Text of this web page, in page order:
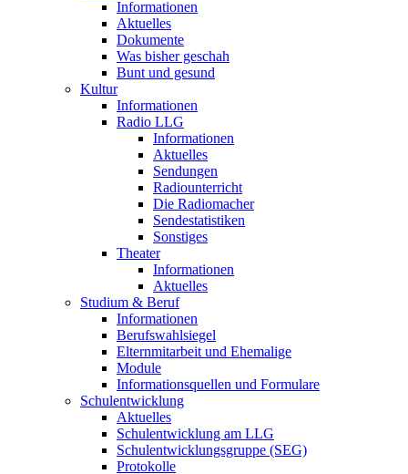
Informationen
Aktuelles
Dokumente
Was bisher geschah
Bunt und gesund
Kultur
Informationen
Radio LLG
Informationen
Aktuelles
Sendungen
Radiounterricht
Die Radiomacher
Sendestatistiken
Sonstiges
Theater
Informationen
Aktuelles
Studium & Beruf
Informationen
Berufswahlsiegel
Elternmitarbeit und Ehemalige
Module
Informationsquellen und Formulare
Schulentwicklung
Aktuelles
Schulentwicklung am LLG
Schulentwicklungsgruppe (SEG)
Protokolle